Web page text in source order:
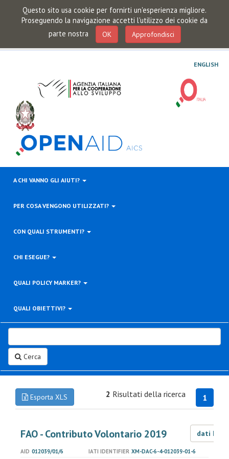
Questo sito usa cookie per fornirti un'esperienza migliore.
Proseguendo la navigazione accetti l'utilizzo dei cookie da
parte nostra
OK Approfondisci
ENGLISH
A CHI VANNO GLI AIUTI?
PER COSA VENGONO UTILIZZATI?
CON QUALI STRUMENTI?
CHI ESEGUE?
QUALI POLICY MARKER?
QUALI OBIETTIVI?
Cerca
Esporta XLS 1
2 Risultati della ricerca
FAO - Contributo Volontario 2019 dati LOD
AID 012039/01/6 IATI IDENTIFIER XM-DAC-6-4-012039-01-6